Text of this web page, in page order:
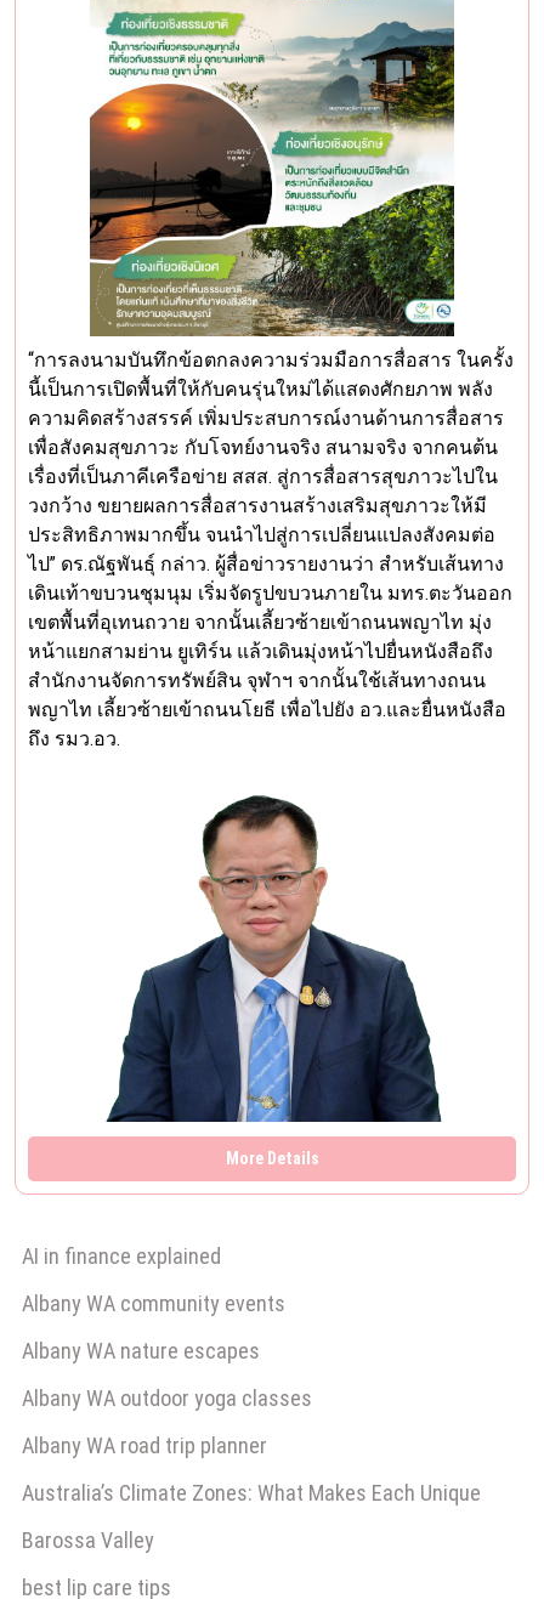
“การลงนามบันทึกข้อตกลงความร่วมมือการสื่อสาร ในครั้ง
นี้เป็นการเปิดพื้นที่ให้กับคนรุ่นใหม่ได้แสดงศักยภาพ พลัง
ความคิดสร้างสรรค์ เพิ่มประสบการณ์งานด้านการสื่อสาร
เพื่อสังคมสุขภาวะ กับโจทย์งานจริง สนามจริง จากคนต้น
เรื่องที่เป็นภาคีเครือข่าย สสส. สู่การสื่อสารสุขภาวะไปใน
วงกว้าง ขยายผลการสื่อสารงานสร้างเสริมสุขภาวะให้มี
ประสิทธิภาพมากขึ้น จนนำไปสู่การเปลี่ยนแปลงสังคมต่อ
ไป” ดร.ณัฐพันธุ์ กล่าว. ผู้สื่อข่าวรายงานว่า สำหรับเส้นทาง
เดินเท้าขบวนชุมนุม เริ่มจัดรูปขบวนภายใน มทร.ตะวันออก
เขตพื้นที่อุเทนถวาย จากนั้นเลี้ยวซ้ายเข้าถนนพญาไท มุ่ง
หน้าแยกสามย่าน ยูเทิร์น แล้วเดินมุ่งหน้าไปยื่นหนังสือถึง
สำนักงานจัดการทรัพย์สิน จุฬาฯ จากนั้นใช้เส้นทางถนน
พญาไท เลี้ยวซ้ายเข้าถนนโยธี เพื่อไปยัง อว.และยื่นหนังสือ
ถึง รมว.อว.
More Details
AI in finance explained
Albany WA community events
Albany WA nature escapes
Albany WA outdoor yoga classes
Albany WA road trip planner
Australia’s Climate Zones: What Makes Each Unique
Barossa Valley
best lip care tips